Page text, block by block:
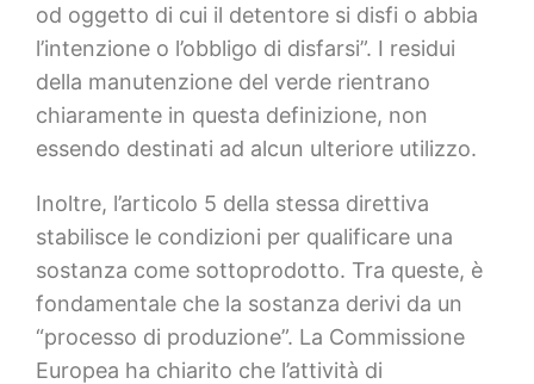
od oggetto di cui il detentore si disfi o abbia
l’intenzione o l’obbligo di disfarsi”. I residui
della manutenzione del verde rientrano
chiaramente in questa definizione, non
essendo destinati ad alcun ulteriore utilizzo.
Inoltre, l’articolo 5 della stessa direttiva
stabilisce le condizioni per qualificare una
sostanza come sottoprodotto. Tra queste, è
fondamentale che la sostanza derivi da un
“processo di produzione”. La Commissione
Europea ha chiarito che l’attività di